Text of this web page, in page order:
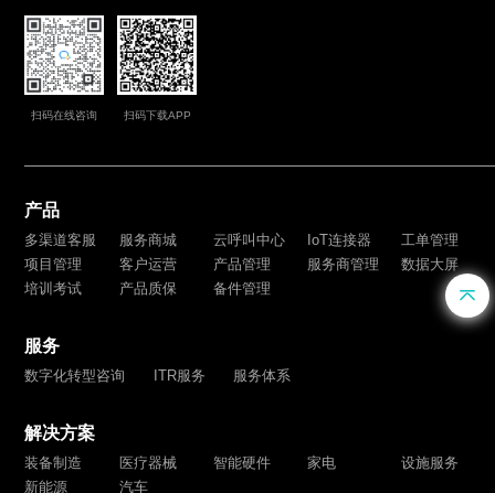
扫码在线咨询 扫码下载APP
产品
多渠道客服 服务商城 云呼叫中心 IoT连接器
工单管理
项目管理
客户运营 产品管理 服务商管理
数据大屏
培训考试
产品质保 备件管理
服务
数字化转型咨询 ITR服务 服务体系
解决方案
装备制造 医疗器械 智能硬件 家电
设施服务
新能源
汽车